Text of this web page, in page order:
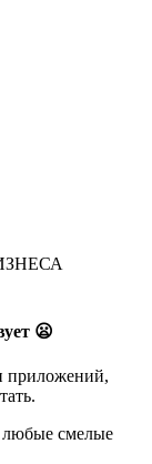
😦
приложений,
любые смелые